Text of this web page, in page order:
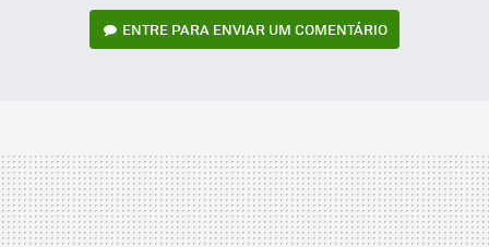
ENTRE PARA ENVIAR UM COMENTÁRIO